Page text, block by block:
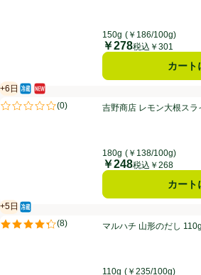
150g (￥186/100g)
価格
￥278税込￥301
カート
吉野商店 レモン大根スライス 180g
+6日
賞味・消費期限保証：6日
冷蔵食品
新商品
(0)
評価は0件のレビューで5点中0.0点。
吉野商店 レモン大根スラ
180g (￥138/100g)
価格
￥248税込￥268
カート
マルハチ 山形のだし 110g
+5日
賞味・消費期限保証：5日
冷蔵食品
(8)
評価は8件のレビューで5点中4.3点。
マルハチ 山形のだし 110g
110g (￥235/100g)